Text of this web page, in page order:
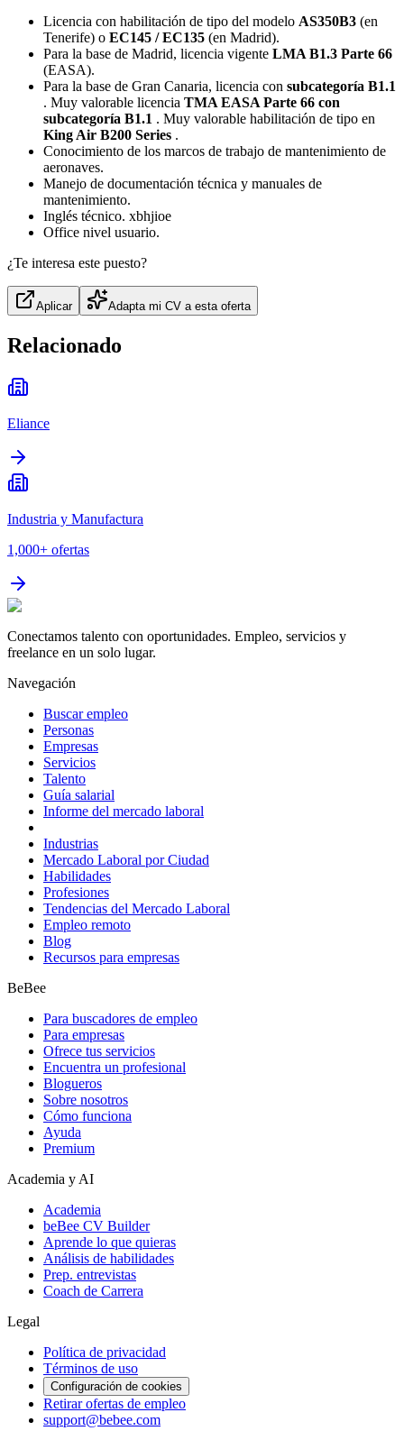
Licencia con habilitación de tipo del modelo AS350B3 (en
Tenerife) o EC145 / EC135 (en Madrid).
Para la base de Madrid, licencia vigente LMA B1.3 Parte 66
(EASA).
Para la base de Gran Canaria, licencia con subcategoría B1.1
. Muy valorable licencia TMA EASA Parte 66 con
subcategoría B1.1 . Muy valorable habilitación de tipo en
King Air B200 Series .
Conocimiento de los marcos de trabajo de mantenimiento de
aeronaves.
Manejo de documentación técnica y manuales de
mantenimiento.
Inglés técnico. xbhjioe
Office nivel usuario.
¿Te interesa este puesto?
Aplicar Adapta mi CV a esta oferta
Relacionado
Eliance
Industria y Manufactura
1,000+ ofertas
Conectamos talento con oportunidades. Empleo, servicios y
freelance en un solo lugar.
Navegación
Buscar empleo
Personas
Empresas
Servicios
Talento
Guía salarial
Informe del mercado laboral
Industrias
Mercado Laboral por Ciudad
Habilidades
Profesiones
Tendencias del Mercado Laboral
Empleo remoto
Blog
Recursos para empresas
BeBee
Para buscadores de empleo
Para empresas
Ofrece tus servicios
Encuentra un profesional
Blogueros
Sobre nosotros
Cómo funciona
Ayuda
Premium
Academia y AI
Academia
beBee CV Builder
Aprende lo que quieras
Análisis de habilidades
Prep. entrevistas
Coach de Carrera
Legal
Política de privacidad
Términos de uso
Configuración de cookies
Retirar ofertas de empleo
support@bebee.com